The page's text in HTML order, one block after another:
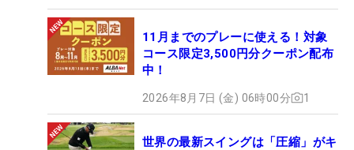
11月までのプレーに使える！対象
コース限定3,500円分クーポン配布
中！
2026年8月7日 (金) 06時00分 1
世界の最新スイングは「圧縮」がキ